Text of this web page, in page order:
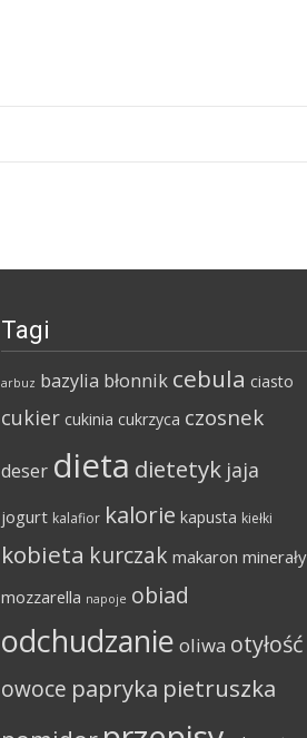
Tagi
arbuz bazylia błonnik cebula ciasto
cukier cukinia cukrzyca czosnek
deser dieta dietetyk jaja
jogurt kalafior kalorie kapusta kiełki
kobieta kurczak makaron minerały
mozzarella napoje obiad
odchudzanie oliwa otyłość
owoce papryka pietruszka